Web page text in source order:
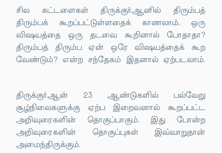
சில கட்டளைகள் திருக்குர்ஆனில் திரும்பத்
திரும்பக் கூறப்பட்டுள்ளதைக் காணலாம். ஒரு
விஷயத்தை ஒரு தடவை கூறினால் போதாதா?
திரும்பத் திரும்ப ஏன் ஒரே விஷயத்தைக் கூற
வேண்டும்? என்ற சந்தேகம் இதனால் ஏற்படலாம்.
திருக்குர்ஆன் 23 ஆண்டுகளில் பல்வேறு
சூழ்நிலைகளுக்கு ஏற்ப இறைவனால் கூறப்பட்ட
அறிவுரைகளின் தொகுப்பாகும். இது போன்ற
அறிவுரைகளின் தொகுப்புகள் இவ்வாறுதான்
அமைந்திருக்கும்.